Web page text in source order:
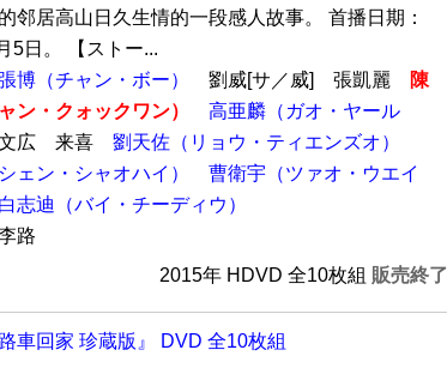
邻居高山日久生情的一段感人故事。 首播日期：
5日。 【ストー...
博（チャン・ボー） 劉威[サ／威] 張凱麗
陳
ン・クォックワン）
高亜麟（ガオ・ヤール
広 来喜 劉天佐（リョウ・ティエンズオ）
ェン・シャオハイ）
曹衛宇（ツァオ・ウエイ
白志迪（バイ・チーディウ）
路
2015年 HDVD 全10枚組 販売終了
路車回家 珍蔵版』 DVD 全10枚組